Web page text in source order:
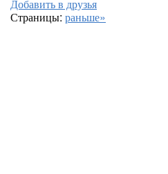
Добавить в друзья
Страницы: раньше»